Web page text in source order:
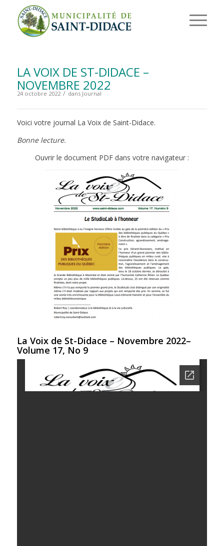
LA VOIX DE ST-DIDACE –
NOVEMBRE 2022
24 octobre 2022 / dans Journal
Voici votre journal La Voix de Saint-Didace.
Bonne lecture.
Ouvrir le document PDF dans votre navigateur :
La Voix de St-Didace – Novembre 2022–
Volume 17, No 9